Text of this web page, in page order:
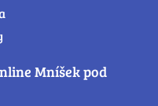
Mníšek pod